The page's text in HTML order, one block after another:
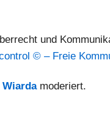
und
© – Freie
moderiert.